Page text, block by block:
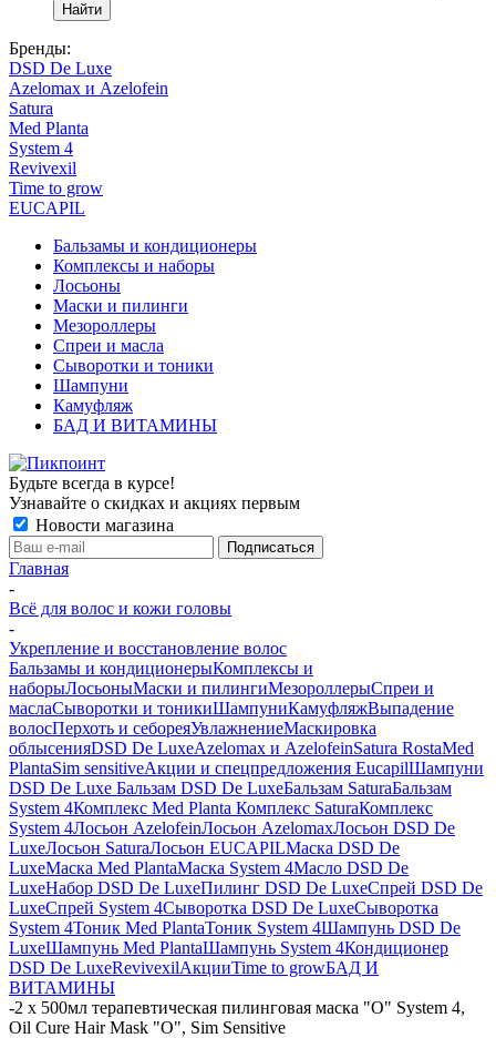
Найти
Бренды:
DSD De Luxe
Azelomax и Azelofein
Satura
Med Planta
System 4
Revivexil
Time to grow
EUCAPIL
Бальзамы и кондиционеры
Комплексы и наборы
Лосьоны
Маски и пилинги
Мезороллеры
Спреи и масла
Сыворотки и тоники
Шампуни
Камуфляж
БАД И ВИТАМИНЫ
Будьте всегда в курсе!
Узнавайте о скидках и акциях первым
Новости магазина
Главная
-
Всё для волос и кожи головы
-
Укрепление и восстановление волос
Бальзамы и кондиционерыКомплексы и
наборыЛосьоныМаски и пилингиМезороллерыСпреи и
маслаСыворотки и тоникиШампуниКамуфляжВыпадение
волосПерхоть и себореяУвлажнениеМаскировка
облысенияDSD De LuxeAzelomax и AzelofeinSatura RostaMed
PlantaSim sensitiveАкции и спецпредложения EucapilШампуни
DSD De Luxe Бальзам DSD De LuxeБальзам SaturaБальзам
System 4Комплекс Med Planta Комплекс SaturaКомплекс
System 4Лосьон AzelofeinЛосьон AzelomaxЛосьон DSD De
LuxeЛосьон SaturaЛосьон EUCAPILМаска DSD De
LuxeМаска Med PlantaМаска System 4Масло DSD De
LuxeНабор DSD De LuxeПилинг DSD De LuxeСпрей DSD De
LuxeСпрей System 4Сыворотка DSD De LuxeСыворотка
System 4Тоник Med PlantaТоник System 4Шампунь DSD De
LuxeШампунь Med PlantaШампунь System 4Кондиционер
DSD De LuxeRevivexilАкцииTime to growБАД И
ВИТАМИНЫ
-2 x 500мл терапевтическая пилинговая маска "О" System 4,
Oil Cure Hair Mask "O", Sim Sensitive